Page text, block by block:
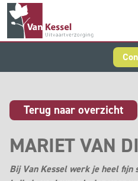
Terug naar overzicht
MARIET VAN
Bij Van Kessel werk je heel fijn